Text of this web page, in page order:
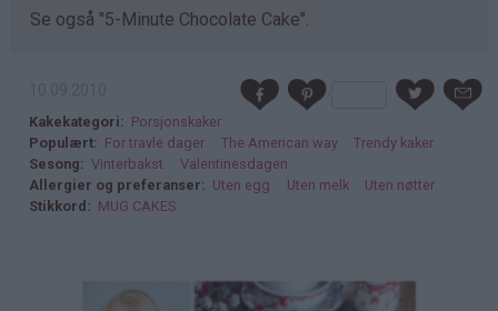
Se også "5-Minute Chocolate Cake".
Kakekategori
Porsjonskaker
Populært
For travle dager The American way
Trendy kaker
Sesong
Vinterbakst
Valentinesdagen
Allergier og preferanser
Uten egg Uten melk
Uten nøtter
Stikkord
MUG CAKES